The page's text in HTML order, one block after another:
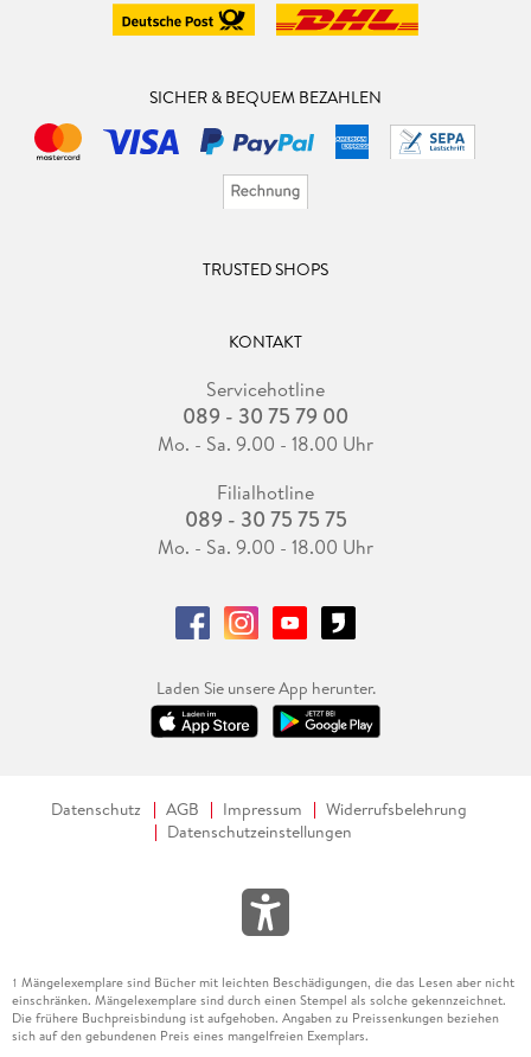
SICHER & BEQUEM BEZAHLEN
TRUSTED SHOPS
KONTAKT
Servicehotline
089 - 30 75 79 00
Mo. - Sa. 9.00 - 18.00 Uhr
Filialhotline
089 - 30 75 75 75
Mo. - Sa. 9.00 - 18.00 Uhr
Laden Sie unsere App herunter.
Datenschutz AGB Impressum
Widerrufsbelehrung
Datenschutzeinstellungen
1 Mängelexemplare sind Bücher mit leichten Beschädigungen, die das Lesen aber nicht
einschränken. Mängelexemplare sind durch einen Stempel als solche gekennzeichnet.
Die frühere Buchpreisbindung ist aufgehoben. Angaben zu Preissenkungen beziehen
sich auf den gebundenen Preis eines mangelfreien Exemplars.